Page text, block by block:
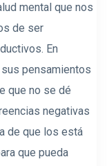
mental que nos
de ser
En
pensamientos
que no se dé
negativas
de que los está
que pueda